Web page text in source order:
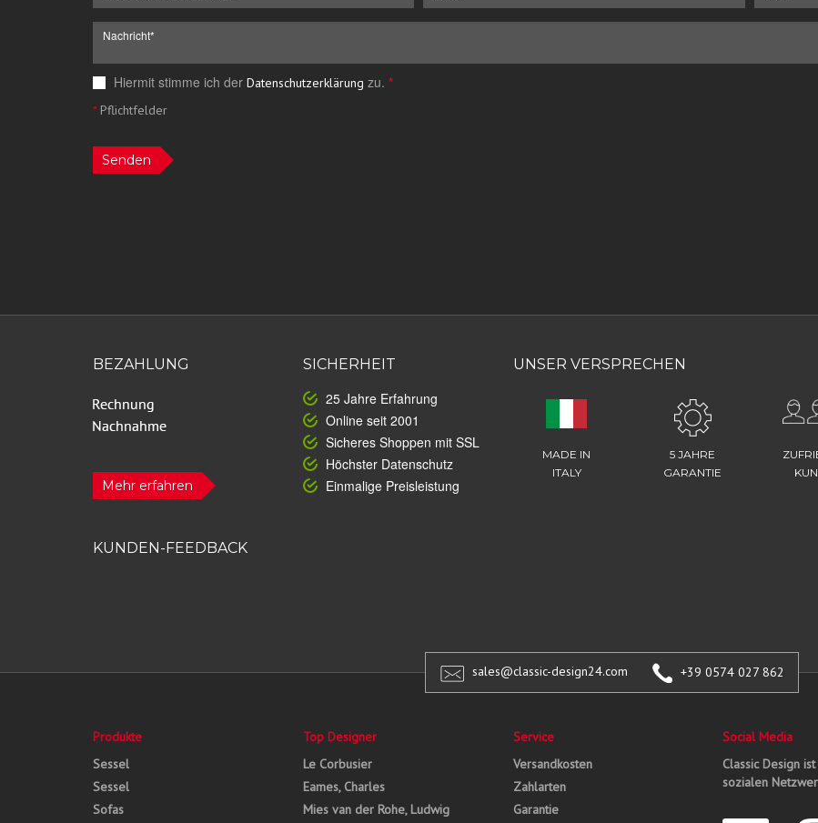
Hiermit stimme ich der Datenschutzerklärung zu. *
*Pflichtfelder
Senden
BEZAHLUNG
Mehr erfahren
SICHERHEIT
25 Jahre Erfahrung
Online seit 2001
Sicheres Shoppen mit SSL
Höchster Datenschutz
Einmalige Preisleistung
UNSER VERSPRECHEN
MADE IN
ITALY
5 JAHRE
GARANTIE
KUNDEN-FEEDBACK
sales@classic-design24.com +39 0574 027 862
Produkte
Sessel
Sessel
Sofas
Top Designer
Le Corbusier
Eames, Charles
Mies van der Rohe, Ludwig
Service
Versandkosten
Zahlarten
Garantie
Social Media
Classic Design
sozialen